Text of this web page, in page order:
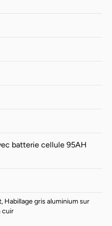
batterie cellule 95AH
Habillage gris aluminium sur
cuir